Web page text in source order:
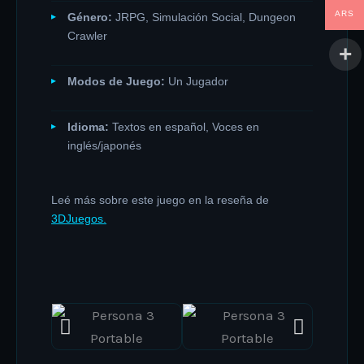
Género: JRPG, Simulación Social, Dungeon
Crawler
Modos de Juego: Un Jugador
Idioma: Textos en español, Voces en
inglés/japonés
Leé más sobre este juego en la reseña de
3DJuegos.
ARS